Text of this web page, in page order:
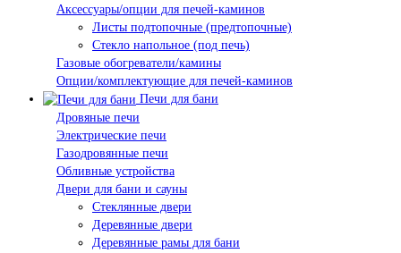
Аксессуары/опции для печей-каминов
Листы подтопочные (предтопочные)
Стекло напольное (под печь)
Газовые обогреватели/камины
Опции/комплектующие для печей-каминов
Печи для бани
Дровяные печи
Электрические печи
Газодровянные печи
Обливные устройства
Двери для бани и сауны
Стеклянные двери
Деревянные двери
Деревянные рамы для бани